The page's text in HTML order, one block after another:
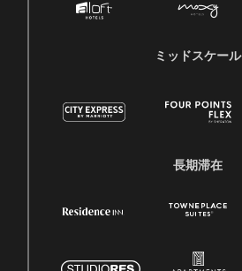
ミッドスケール
長期滞在